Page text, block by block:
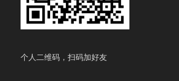
个人二维码，扫码加好友